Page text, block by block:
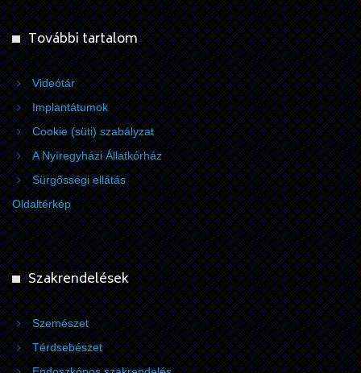
További tartalom
Videótár
Implantátumok
Cookie (süti) szabályzat
A Nyíregyházi Állatkórház
Sürgősségi ellátás
Oldaltérkép
Szakrendelések
Szemészet
Térdsebészet